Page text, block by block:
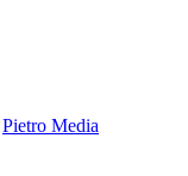
Pietro Media